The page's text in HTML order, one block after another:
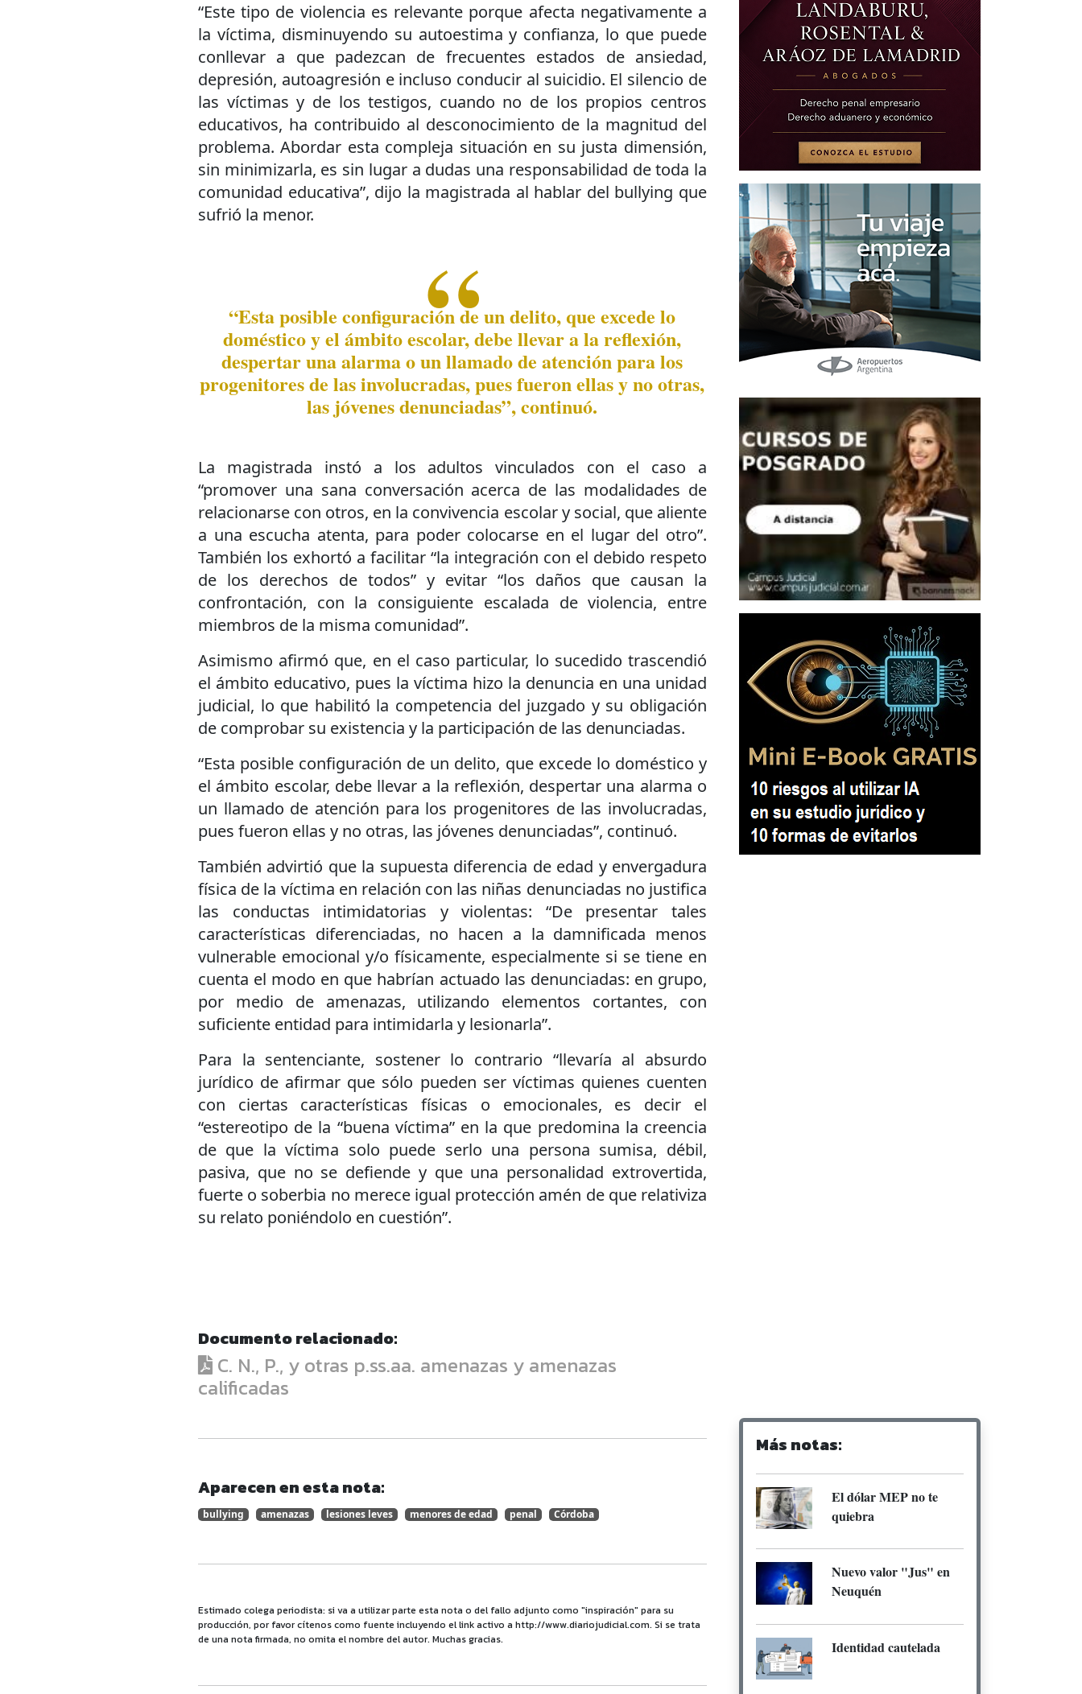
“Este tipo de violencia es relevante porque afecta negativamente a
la víctima, disminuyendo su autoestima y confianza, lo que puede
conllevar a que padezcan de frecuentes estados de ansiedad,
depresión, autoagresión e incluso conducir al suicidio. El silencio de
las víctimas y de los testigos, cuando no de los propios centros
educativos, ha contribuido al desconocimiento de la magnitud del
problema. Abordar esta compleja situación en su justa dimensión,
sin minimizarla, es sin lugar a dudas una responsabilidad de toda la
comunidad educativa”, dijo la magistrada al hablar del bullying que
sufrió la menor.
“Esta posible configuración de un delito, que excede lo
doméstico y el ámbito escolar, debe llevar a la reflexión,
despertar una alarma o un llamado de atención para los
progenitores de las involucradas, pues fueron ellas y no otras,
las jóvenes denunciadas”, continuó.
La magistrada instó a los adultos vinculados con el caso a
“promover una sana conversación acerca de las modalidades de
relacionarse con otros, en la convivencia escolar y social, que aliente
a una escucha atenta, para poder colocarse en el lugar del otro”.
También los exhortó a facilitar “la integración con el debido respeto
de los derechos de todos” y evitar “los daños que causan la
confrontación, con la consiguiente escalada de violencia, entre
miembros de la misma comunidad”.
Asimismo afirmó que, en el caso particular, lo sucedido trascendió
el ámbito educativo, pues la víctima hizo la denuncia en una unidad
judicial, lo que habilitó la competencia del juzgado y su obligación
de comprobar su existencia y la participación de las denunciadas.
“Esta posible configuración de un delito, que excede lo doméstico y
el ámbito escolar, debe llevar a la reflexión, despertar una alarma o
un llamado de atención para los progenitores de las involucradas,
pues fueron ellas y no otras, las jóvenes denunciadas”, continuó.
También advirtió que la supuesta diferencia de edad y envergadura
física de la víctima en relación con las niñas denunciadas no justifica
las conductas intimidatorias y violentas: “De presentar tales
características diferenciadas, no hacen a la damnificada menos
vulnerable emocional y/o físicamente, especialmente si se tiene en
cuenta el modo en que habrían actuado las denunciadas: en grupo,
por medio de amenazas, utilizando elementos cortantes, con
suficiente entidad para intimidarla y lesionarla”.
Para la sentenciante, sostener lo contrario “llevaría al absurdo
jurídico de afirmar que sólo pueden ser víctimas quienes cuenten
con ciertas características físicas o emocionales, es decir el
“estereotipo de la “buena víctima” en la que predomina la creencia
de que la víctima solo puede serlo una persona sumisa, débil,
pasiva, que no se defiende y que una personalidad extrovertida,
fuerte o soberbia no merece igual protección amén de que relativiza
su relato poniéndolo en cuestión”.
Documento relacionado:
C. N., P., y otras p.ss.aa. amenazas y amenazas
calificadas
Aparecen en esta nota:
bullying amenazas lesiones leves menores de edad penal Córdoba
Estimado colega periodista: si va a utilizar parte esta nota o del fallo adjunto como "inspiración" para su
producción, por favor cítenos como fuente incluyendo el link activo a http://www.diariojudicial.com. Si se trata
de una nota firmada, no omita el nombre del autor. Muchas gracias.
Más notas:
El dólar MEP no te
quiebra
Nuevo valor "Jus" en
Neuquén
Identidad cautelada